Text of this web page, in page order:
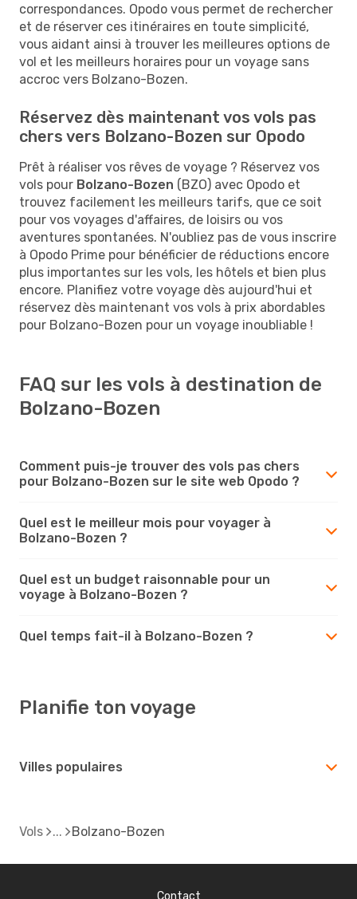
correspondances. Opodo vous permet de rechercher
et de réserver ces itinéraires en toute simplicité,
vous aidant ainsi à trouver les meilleures options de
vol et les meilleurs horaires pour un voyage sans
accroc vers Bolzano-Bozen.
Réservez dès maintenant vos vols pas
chers vers Bolzano-Bozen sur Opodo
Prêt à réaliser vos rêves de voyage ? Réservez vos
vols pour Bolzano-Bozen (BZO) avec Opodo et
trouvez facilement les meilleurs tarifs, que ce soit
pour vos voyages d'affaires, de loisirs ou vos
aventures spontanées. N'oubliez pas de vous inscrire
à Opodo Prime pour bénéficier de réductions encore
plus importantes sur les vols, les hôtels et bien plus
encore. Planifiez votre voyage dès aujourd'hui et
réservez dès maintenant vos vols à prix abordables
pour Bolzano-Bozen pour un voyage inoubliable !
FAQ sur les vols à destination de
Bolzano-Bozen
Comment puis-je trouver des vols pas chers
pour Bolzano-Bozen sur le site web Opodo ?
Quel est le meilleur mois pour voyager à
Bolzano-Bozen ?
Quel est un budget raisonnable pour un
voyage à Bolzano-Bozen ?
Quel temps fait-il à Bolzano-Bozen ?
Planifie ton voyage
Villes populaires
Vols Bolzano-Bozen
Contact